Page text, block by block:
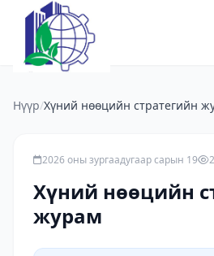
Нүүр/Хүний нөөцийн стратегийн
2026 оны зургаадугаар сарын 19
Хүний нөөцийн
журам